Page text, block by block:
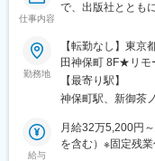
仕事内容
で、出版社ととも
勤務地
【転勤なし】東
田神保町 8F★リモ
の裁量で決定いた
【最寄り駅】
神保町駅、新御茶
給与
月給32万5,200円
を含む）※固定残